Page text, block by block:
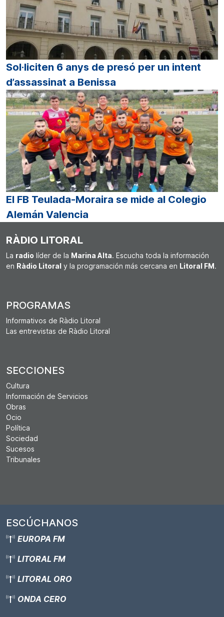
Sol·liciten 6 anys de presó per un intent
d’assassinat a Benissa
El FB Teulada-Moraira se mide al Colegio
Alemán Valencia
RÀDIO LITORAL
La radio líder de la Marina Alta. Escucha toda la información
en Ràdio Litoral y la programación más cercana en Litoral FM.
PROGRAMAS
Informativos de Ràdio Litoral
Las entrevistas de Ràdio Litoral
SECCIONES
Cultura
Información de Servicios
Obras
Ocio
Política
Sociedad
Sucesos
Tribunales
ESCÚCHANOS
EUROPA FM
LITORAL FM
LITORAL ORO
ONDA CERO